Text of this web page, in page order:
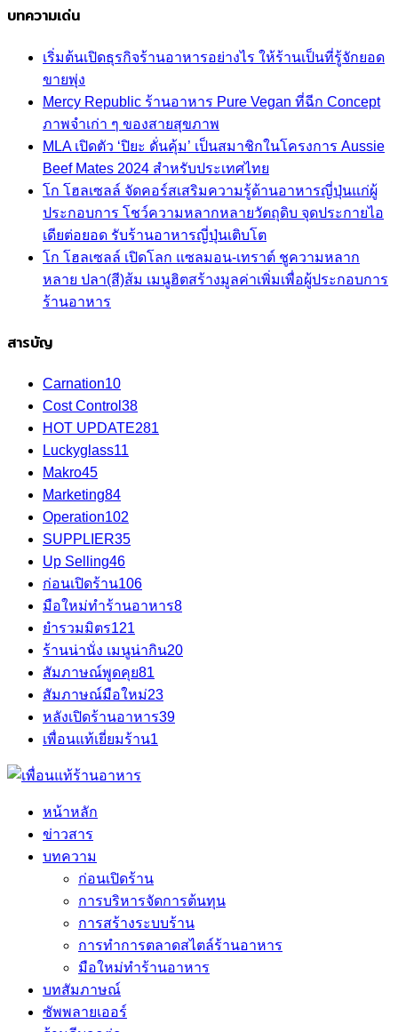
บทความเด่น
เริ่มต้นเปิดธุรกิจร้านอาหารอย่างไร ให้ร้านเป็นที่รู้จักยอด
ขายพุ่ง
Mercy Republic ร้านอาหาร Pure Vegan ที่ฉีก Concept
ภาพจำเก่า ๆ ของสายสุขภาพ
MLA เปิดตัว ‘ปิยะ ดั่นคุ้ม’ เป็นสมาชิกในโครงการ Aussie
Beef Mates 2024 สำหรับประเทศไทย
โก โฮลเซลล์ จัดคอร์สเสริมความรู้ด้านอาหารญี่ปุ่นแก่ผู้
ประกอบการ โชว์ความหลากหลายวัตถุดิบ จุดประกายไอ
เดียต่อยอด รับร้านอาหารญี่ปุ่นเติบโต
โก โฮลเซลล์ เปิดโลก แซลมอน-เทราต์ ชูความหลาก
หลาย ปลา(สี)ส้ม เมนูฮิตสร้างมูลค่าเพิ่มเพื่อผู้ประกอบการ
ร้านอาหาร
สารบัญ
Carnation10
Cost Control 38
HOT UPDATE281
Luckyglass11
Makro45
Marketing84
Operation102
SUPPLIER35
Up Selling46
ก่อนเปิดร้าน106
มือใหม่ทำร้านอาหาร8
ยำรวมมิตร121
ร้านน่านั่ง เมนูน่ากิน20
สัมภาษณ์พูดคุย81
สัมภาษณ์มือใหม่23
หลังเปิดร้านอาหาร39
เพื่อนแท้เยี่ยมร้าน1
หน้าหลัก
ข่าวสาร
บทความ
ก่อนเปิดร้าน
การบริหารจัดการต้นทุน
การสร้างระบบร้าน
การทำการตลาดสไตล์ร้านอาหาร
มือใหม่ทำร้านอาหาร
บทสัมภาษณ์
ซัพพลายเออร์